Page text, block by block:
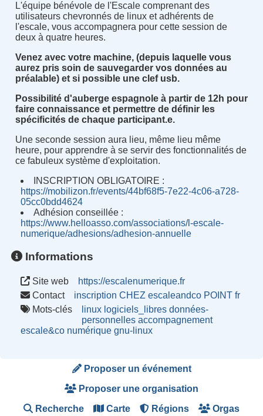
L'équipe bénévole de l'Escale comprenant des
utilisateurs chevronnés de linux et adhérents de
l'escale, vous accompagnera pour cette session de
deux à quatre heures.
Venez avec votre machine, (depuis laquelle vous
aurez pris soin de sauvegarder vos données au
préalable) et si possible une clef usb.
Possibilité d'auberge espagnole à partir de 12h pour
faire connaissance et permettre de définir les
spécificités de chaque participant.e.
Une seconde session aura lieu, même lieu même
heure, pour apprendre à se servir des fonctionnalités de
ce fabuleux système d'exploitation.
INSCRIPTION OBLIGATOIRE :
https://mobilizon.fr/events/44bf68f5-7e22-4c06-a728-
05cc0bdd4624
Adhésion conseillée :
https://www.helloasso.com/associations/l-escale-
numerique/adhesions/adhesion-annuelle
Informations
Site web
https://escalenumerique.fr
Contact
inscription CHEZ escaleandco POINT fr
Mots-clés
linux logiciels_libres données-
personnelles accompagnement
escale&co numérique gnu-linux
Proposer un événement
Proposer une organisation
Recherche Carte Régions Orgas